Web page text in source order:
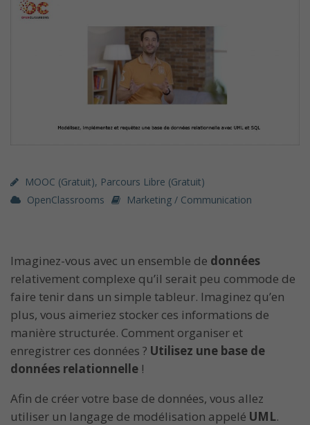
MOOC (gratuit), Parcours Libre (gratuit)
OpenClassrooms
Marketing / Communication
Imaginez-vous avec un ensemble de données
relativement complexe qu’il serait peu commode de
faire tenir dans un simple tableur. Imaginez qu’en
plus, vous aimeriez stocker ces informations de
manière structurée. Comment organiser et
enregistrer ces données ? Utilisez une base de
données relationnelle !
Afin de créer votre base de données, vous allez
utiliser un langage de modélisation appelé UML.